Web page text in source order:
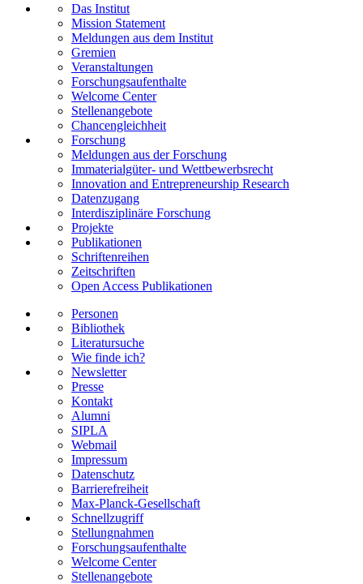
Das Institut
Mission Statement
Meldungen aus dem Institut
Gremien
Veranstaltungen
Forschungsaufenthalte
Welcome Center
Stellenangebote
Chancengleichheit
Forschung
Meldungen aus der Forschung
Immaterialgüter- und Wettbewerbsrecht
Innovation and Entrepreneurship Research
Datenzugang
Interdisziplinäre Forschung
Projekte
Publikationen
Schriftenreihen
Zeitschriften
Open Access Publikationen
Personen
Bibliothek
Literatursuche
Wie finde ich?
Newsletter
Presse
Kontakt
Alumni
SIPLA
Webmail
Impressum
Datenschutz
Barrierefreiheit
Max-Planck-Gesellschaft
Schnellzugriff
Stellungnahmen
Forschungsaufenthalte
Welcome Center
Stellenangebote